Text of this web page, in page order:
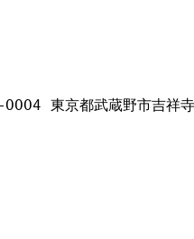
東京都武蔵野市吉祥寺